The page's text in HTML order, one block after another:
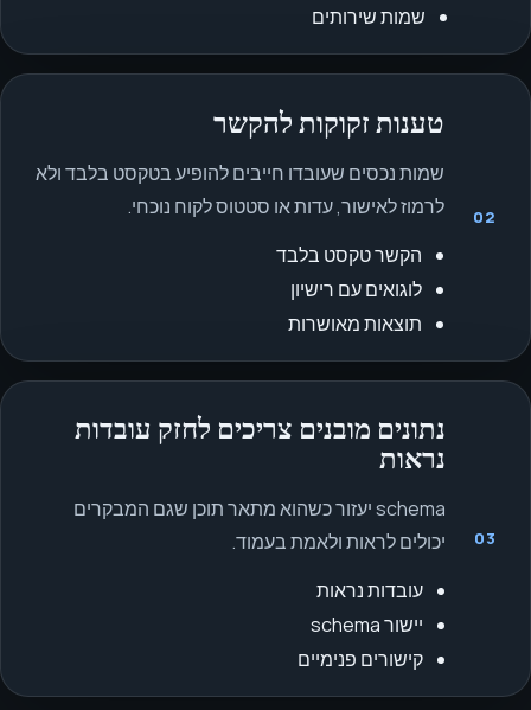
שמות שירותים
02
טענות זקוקות להקשר
שמות נכסים שעובדו חייבים להופיע בטקסט בלבד ולא
לרמוז לאישור, עדות או סטטוס לקוח נוכחי.
הקשר טקסט בלבד
לוגואים עם רישיון
תוצאות מאושרות
03
נתונים מובנים צריכים לחזק עובדות
נראות
schema יעזור כשהוא מתאר תוכן שגם המבקרים
יכולים לראות ולאמת בעמוד.
עובדות נראות
יישור schema
קישורים פנימיים